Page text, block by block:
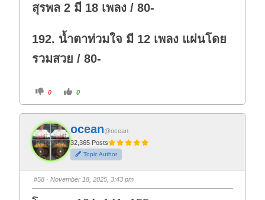
สุรพล 2 มี 18 เพลง / 80-
192. น้ำตาท่วมใจ มี 12 เพลง แผ่นโดย
รวมสวย / 80-
C
i
k
f
o
r
t
h
u
m
d
o
0
C
i
k
o
r
t
h
u
m
u
p
0
ocean@ocean
32,365 Posts
Topic Author
#58 · November 18, 2025, 3:43 pm